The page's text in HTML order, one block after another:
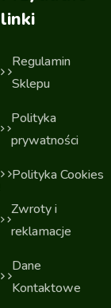
linki
Regulamin
Sklepu
Polityka
prywatności
Polityka Cookies
Zwroty i
reklamacje
Dane
Kontaktowe